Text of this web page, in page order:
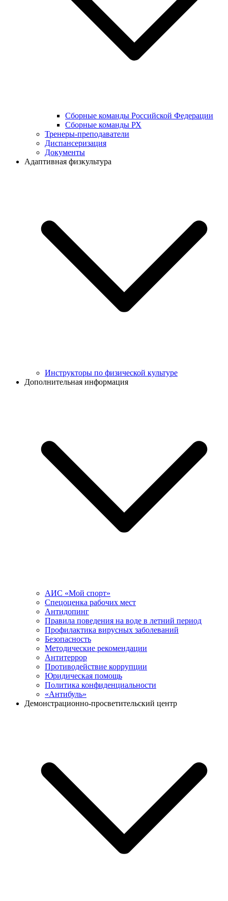
Сборные команды Российской Федерации
Сборные команды РХ
Тренеры-преподаватели
Диспансеризация
Документы
Адаптивная физкультура
Инструкторы по физической культуре
Дополнительная информация
АИС «Мой спорт»
Спецоценка рабочих мест
Антидопинг
Правила поведения на воде в летний период
Профилактика вирусных заболеваний
Безопасность
Методические рекомендации
Антитеррор
Противодействие коррупции
Юридическая помощь
Политика конфиденциальности
«Антибуль»
Демонстрационно-просветительский центр